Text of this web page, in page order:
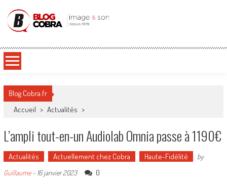
Blog Cobra
Blog Cobra.fr
Accueil > Actualités >
L’ampli tout-en-un Audiolab Omnia passe à 1190€
Actualités Actuellement chez Cobra Haute-Fidélité
by
Guillaume- 16 janvier 2023 0